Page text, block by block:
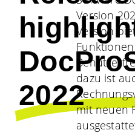
2022
Version
Version
dazu ist
mit neuen